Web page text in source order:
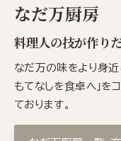
なだ万厨房
料理人の技が作り
なだ万の味をより身近
もてなしを食卓へ」を
ております。